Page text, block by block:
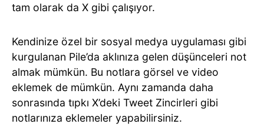
tam olarak da X gibi çalışıyor.
Kendinize özel bir sosyal medya uygulaması gibi
kurgulanan Pile’da aklınıza gelen düşünceleri not
almak mümkün. Bu notlara görsel ve video
eklemek de mümkün. Aynı zamanda daha
sonrasında tıpkı X’deki Tweet Zincirleri gibi
notlarınıza eklemeler yapabilirsiniz.